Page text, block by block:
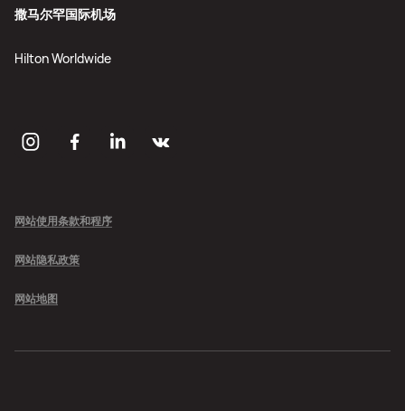
撒马尔罕国际机场
Hilton Worldwide
网站使用条款和程序
网站隐私政策
网站地图